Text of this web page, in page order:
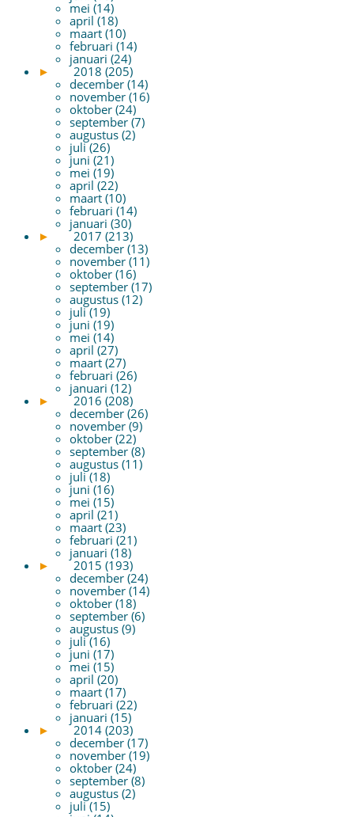
mei (14)
april (18)
maart (10)
februari (14)
januari (24)
►
2018 (205)
december (14)
november (16)
oktober (24)
september (7)
augustus (2)
juli (26)
juni (21)
mei (19)
april (22)
maart (10)
februari (14)
januari (30)
►
2017 (213)
december (13)
november (11)
oktober (16)
september (17)
augustus (12)
juli (19)
juni (19)
mei (14)
april (27)
maart (27)
februari (26)
januari (12)
►
2016 (208)
december (26)
november (9)
oktober (22)
september (8)
augustus (11)
juli (18)
juni (16)
mei (15)
april (21)
maart (23)
februari (21)
januari (18)
►
2015 (193)
december (24)
november (14)
oktober (18)
september (6)
augustus (9)
juli (16)
juni (17)
mei (15)
april (20)
maart (17)
februari (22)
januari (15)
►
2014 (203)
december (17)
november (19)
oktober (24)
september (8)
augustus (2)
juli (15)